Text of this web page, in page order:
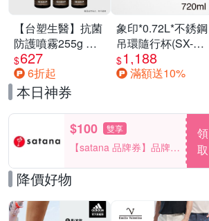
【台塑生醫】抗菌
防護噴霧255g 三
入組
$627
6折起
象印*0.72L*不銹鋼
吊環隨行杯(SX-
LA72H)
$1,188
滿額送10%
本日神券
$100 雙享
【satana 品牌券】品牌週
一件折$100
領
取
降價好物